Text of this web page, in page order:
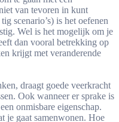
van tevoren in kunt
scenario’s) is het oefenen
Wel is het mogelijk om je
dan vooral betrekking op
krijgt met veranderende
draagt goede veerkracht
Ook wanneer er sprake is
onmisbare eigenschap.
je gaat samenwonen. Hoe